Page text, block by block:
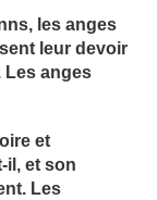
les anges
leur devoir
Les anges
et
il, et son
Les